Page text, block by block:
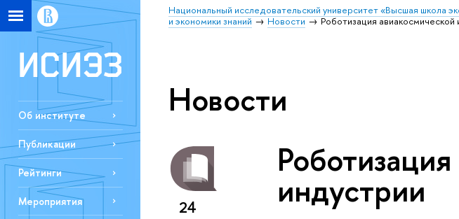
Национальный исследовательский университет «Высшая школа
и экономики знаний
Новости Роботизация авиакосмической
Об институте
Публикации
Рейтинги
Мероприятия
Новости
24 индустрии